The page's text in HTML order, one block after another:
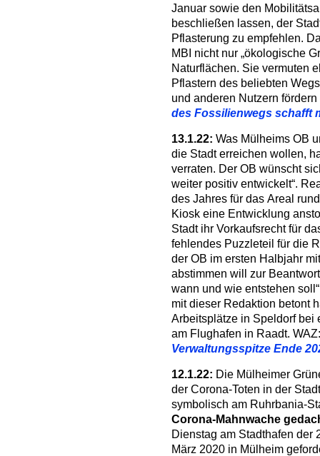
Januar sowie den
beschließen lassen, der
Pflasterung zu empfehlen.
MBI nicht nur „ökologische
Naturflächen. Sie vermuten
Pflastern des beliebten
und anderen Nutzern
des Fossilienwegs schafft
13.1.22: Was Mülheims OB
die Stadt erreichen wollen,
verraten. Der OB wünscht
weiter positiv entwickelt“.
des Jahres für das Areal
Kiosk eine Entwicklung
Stadt ihr Vorkaufsrecht für
fehlendes Puzzleteil für die
der OB im ersten Halbjahr
abstimmen will zur
wann und wie entstehen
mit dieser Redaktion betont
Arbeitsplätze in Speldorf bei
am Flughafen in Raadt.
Verwaltungsspitze Ende
12.1.22: Die Mülheimer
der Corona-Toten in der
symbolisch am Ruhrbania-
Corona-Mahnwache
Dienstag am Stadthafen der
März 2020 in Mülheim